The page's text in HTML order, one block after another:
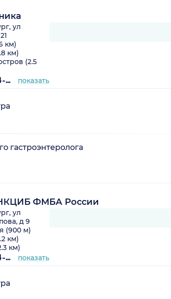
ул
км)
км)
(2.5
+7 (812) 214-39-54 показать
гастроэнтеролога
ФМБА России
ул
д 9
(900 м)
км)
км)
+7 (812) 634-41-07 показать